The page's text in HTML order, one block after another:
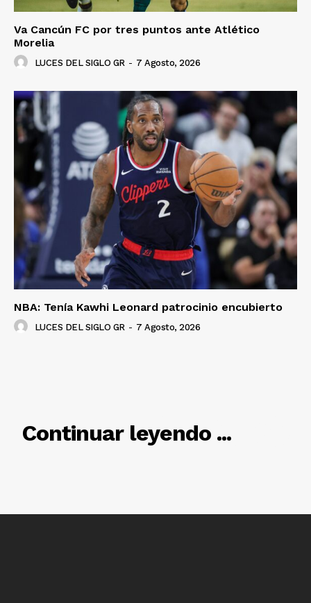
Va Cancún FC por tres puntos ante Atlético
Morelia
LUCES DEL SIGLO GR - 7 Agosto, 2026
NBA: Tenía Kawhi Leonard patrocinio encubierto
LUCES DEL SIGLO GR - 7 Agosto, 2026
Continuar leyendo ...
RELACIONADO